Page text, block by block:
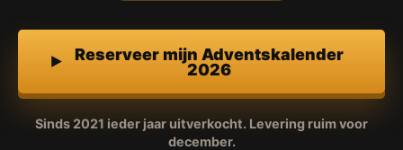
Reserveer mijn Adventskalender
2026
Sinds 2021 ieder jaar uitverkocht. Levering ruim voor
december.